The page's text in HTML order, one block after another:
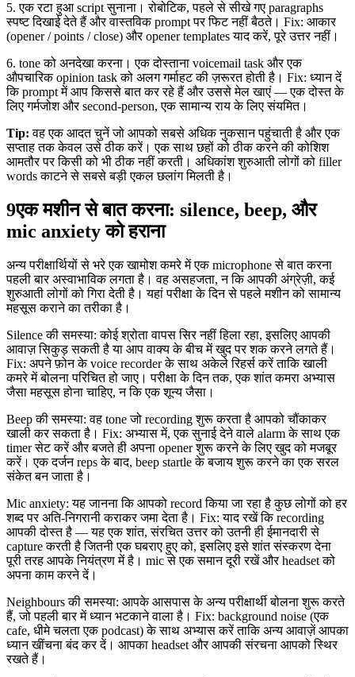
5. एक रटा हुआ script सुनाना। रोबोटिक, पहले से सीखे गए paragraphs
स्पष्ट दिखाई देते हैं और वास्तविक prompt पर फिट नहीं बैठते। Fix: आकार
(opener / points / close) और opener templates याद करें, पूरे उत्तर नहीं।
6. tone को अनदेखा करना। एक दोस्ताना voicemail task और एक
औपचारिक opinion task को अलग गर्माहट की ज़रूरत होती है। Fix: ध्यान दें
कि prompt में आप किससे बात कर रहे हैं और उससे मेल खाएं — एक दोस्त के
लिए गर्मजोश और second-person, एक सामान्य राय के लिए संयमित।
Tip: वह एक आदत चुनें जो आपको सबसे अधिक नुकसान पहुंचाती है और एक
सप्ताह तक केवल उसे ठीक करें। एक साथ छहों को ठीक करने की कोशिश
आमतौर पर किसी को भी ठीक नहीं करती। अधिकांश शुरुआती लोगों को filler
words काटने से सबसे बड़ी एकल छलांग मिलती है।
9एक मशीन से बात करना: silence, beep, और
mic anxiety को हराना
अन्य परीक्षार्थियों से भरे एक खामोश कमरे में एक microphone से बात करना
पहली बार अस्वाभाविक लगता है। वह असहजता, न कि आपकी अंग्रेज़ी, कई
शुरुआती लोगों को गिरा देती है। यहां परीक्षा के दिन से पहले मशीन को सामान्य
महसूस कराने का तरीका है।
Silence की समस्या: कोई श्रोता वापस सिर नहीं हिला रहा, इसलिए आपकी
आवाज़ सिकुड़ सकती है या आप वाक्य के बीच में खुद पर शक करने लगते हैं।
Fix: अपने फ़ोन के voice recorder के साथ अकेले रिहर्स करें ताकि खाली
कमरे में बोलना परिचित हो जाए। परीक्षा के दिन तक, एक शांत कमरा अभ्यास
जैसा महसूस होना चाहिए, न कि एक शून्य जैसा।
Beep की समस्या: वह tone जो recording शुरू करता है आपको चौंकाकर
खाली कर सकता है। Fix: अभ्यास में, एक सुनाई देने वाले alarm के साथ एक
timer सेट करें और बजते ही अपना opener शुरू करने के लिए खुद को मजबूर
करें। एक दर्जन reps के बाद, beep startle के बजाय शुरू करने का एक सरल
संकेत बन जाता है।
Mic anxiety: यह जानना कि आपको record किया जा रहा है कुछ लोगों को हर
शब्द पर अति-निगरानी कराकर जमा देता है। Fix: याद रखें कि recording
आपकी दोस्त है — यह एक शांत, संरचित उत्तर को उतनी ही ईमानदारी से
capture करती है जितनी एक घबराए हुए को, इसलिए इसे शांत संस्करण देना
पूरी तरह आपके नियंत्रण में है। mic से एक समान दूरी रखें और headset को
अपना काम करने दें।
Neighbours की समस्या: आपके आसपास के अन्य परीक्षार्थी बोलना शुरू करते
हैं, जो पहली बार में ध्यान भटकाने वाला है। Fix: background noise (एक
cafe, धीमे चलता एक podcast) के साथ अभ्यास करें ताकि अन्य आवाज़ें आपका
ध्यान खींचना बंद कर दें। आपका headset और आपकी संरचना आपको स्थिर
रखते हैं।